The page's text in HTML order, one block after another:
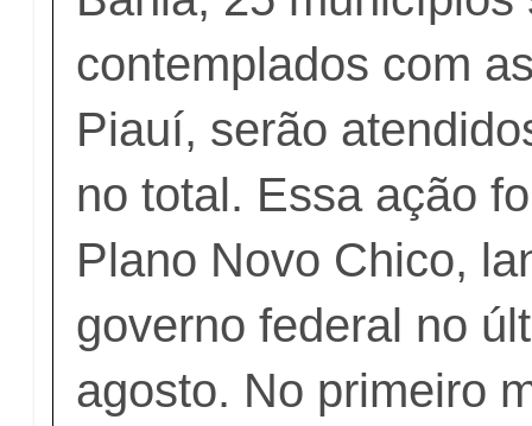
contemplados com
Piauí, serão
no total. Essa ação
Plano Novo Chico,
governo federal no
agosto. No primeiro